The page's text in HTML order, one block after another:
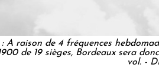
A raison de 4 fréquences
de 19 sièges, Bordeaux sera
vol. -